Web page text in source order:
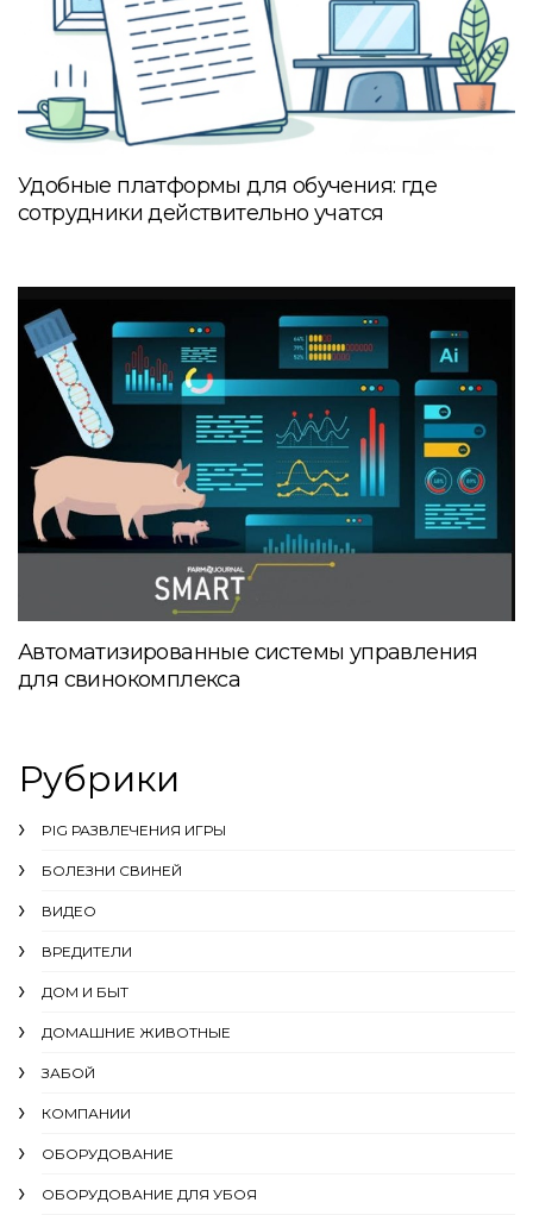
Удобные платформы для обучения: где
сотрудники действительно учатся
Автоматизированные системы управления
для свинокомплекса
Рубрики
PIG РАЗВЛЕЧЕНИЯ ИГРЫ
БОЛЕЗНИ СВИНЕЙ
ВИДЕО
ВРЕДИТЕЛИ
ДОМ И БЫТ
ДОМАШНИЕ ЖИВОТНЫЕ
ЗАБОЙ
КОМПАНИИ
ОБОРУДОВАНИЕ
ОБОРУДОВАНИЕ ДЛЯ УБОЯ